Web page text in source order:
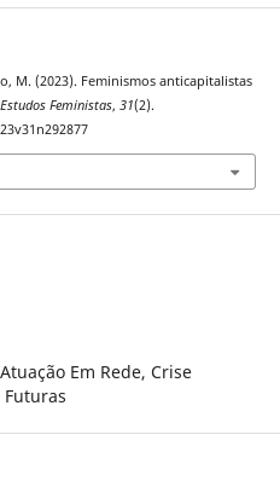
M. (2023). Feminismos anticapitalistas
Feministas, 31(2).
Em Rede, Crise